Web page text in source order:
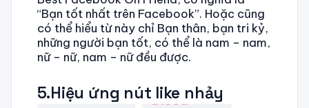
“Bạn tốt nhất trên Facebook”. Hoặc cũng
có thể hiểu từ này chỉ Bạn thân, bạn tri kỷ,
những người bạn tốt, có thể là nam – nam,
nữ – nữ, nam – nữ đều được.
5.Hiệu ứng nút like nhảy